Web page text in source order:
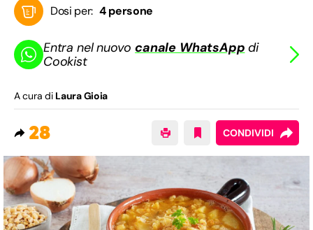
Dosi per: 4 persone
Entra nel nuovocanale WhatsApp di
Cookist
A cura di Laura Gioia
28 CONDIVIDI